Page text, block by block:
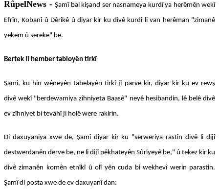
RûpelNews - Şamî bal kişand ser nasnameya kurdî ya herêmên wekî
Efrîn, Kobanî û Dêrikê û diyar kir ku divê kurdî li van herêman "zimanê
yekem û sereke" be.
Bertek li hember tabloyên tirkî
Şamî, ku hin wêneyên tabelayên tirkî jî parve kir, diyar kir ku ev rewş
divê wekî "berdewamiya zîhniyeta Baasê" neyê hesibandin, lê belê divê
ev zîhniyet bi tevahî ji holê were rakirin.
Di daxuyaniya xwe de, Şamî diyar kir ku "serweriya rastîn divê li dijî
destwerdanên derve be, ne li dijî pêkhateyên Sûriyeyê be," û tekez kir ku
divê zimanên komên etnîkî û olî yên cuda bi wekhevî werin parastin.
Şamî di posta xwe de ev daxuyanî dan: